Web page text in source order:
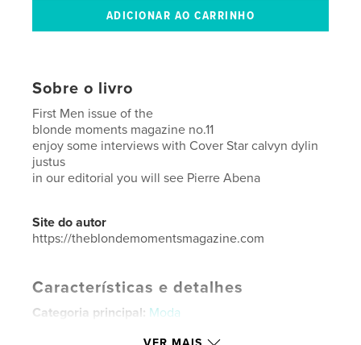
Sobre o livro
First Men issue of the
blonde moments magazine no.11
enjoy some interviews with Cover Star calvyn dylin
justus
in our editorial you will see Pierre Abena
Site do autor
https://theblondemomentsmagazine.com
Características e detalhes
Categoria principal: Moda
Categorias adicionais Inspiração,